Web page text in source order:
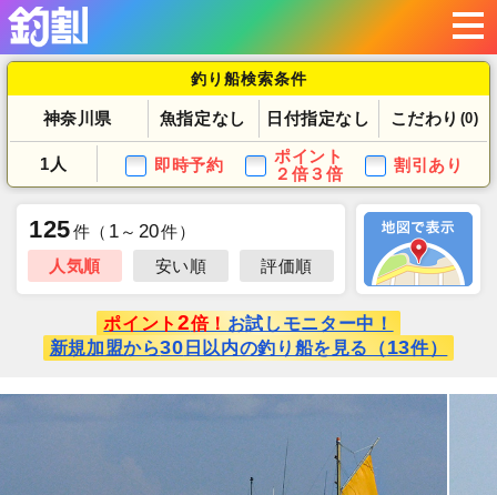
釣り船検索条件
神奈川県 魚指定なし 日付指定なし こだわり (0)
1人 即時予約
ポイント
２倍３倍
割引あり
125件 （ 1 ～ 20件）
人気順
安い順 評価順
ポイント 2倍！ お試しモニター中！
新規加盟から30 日以内の釣り船を見る（13件）